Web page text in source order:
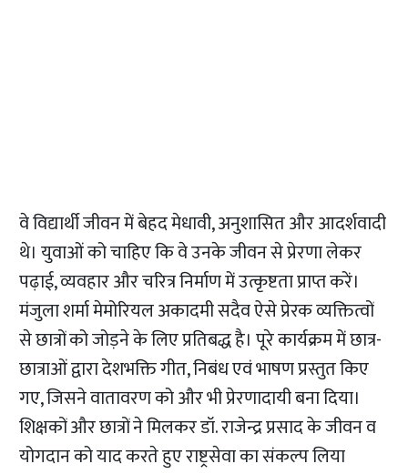
वे विद्यार्थी जीवन में बेहद मेधावी, अनुशासित और आदर्शवादी
थे। युवाओं को चाहिए कि वे उनके जीवन से प्रेरणा लेकर
पढ़ाई, व्यवहार और चरित्र निर्माण में उत्कृष्टता प्राप्त करें।
मंजुला शर्मा मेमोरियल अकादमी सदैव ऐसे प्रेरक व्यक्तित्वों
से छात्रों को जोड़ने के लिए प्रतिबद्ध है। पूरे कार्यक्रम में छात्र-
छात्राओं द्वारा देशभक्ति गीत, निबंध एवं भाषण प्रस्तुत किए
गए, जिसने वातावरण को और भी प्रेरणादायी बना दिया।
शिक्षकों और छात्रों ने मिलकर डॉ. राजेन्द्र प्रसाद के जीवन व
योगदान को याद करते हुए राष्ट्रसेवा का संकल्प लिया